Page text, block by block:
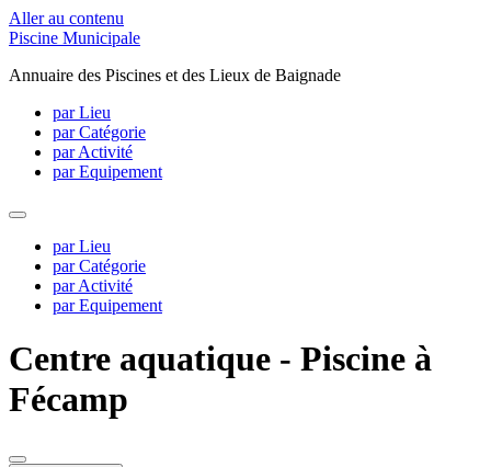
Aller au contenu
Piscine Municipale
Annuaire des Piscines et des Lieux de Baignade
par Lieu
par Catégorie
par Activité
par Equipement
par Lieu
par Catégorie
par Activité
par Equipement
Centre aquatique - Piscine à
Fécamp